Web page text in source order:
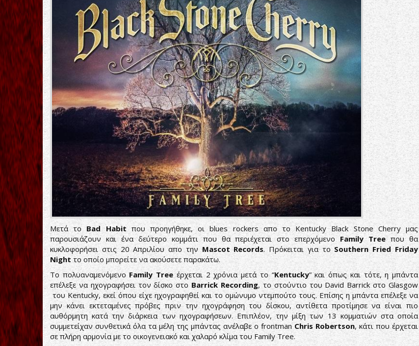
Μετά το Bad Habit που προηγήθηκε, οι blues rockers απο το Kentucky Black Stone Cherry μας
παρουσιάζουν και ένα δεύτερο κομμάτι που θα περιέχεται στο επερχόμενο Family Treeπου θα
κυκλοφορήσει στις 20 Απριλίου απο τηνMascot Records. Πρόκειται για τοSouthern Fried Friday
Nightτο οποίο μπορείτε να ακούσετε παρακάτω.
Το πολυαναμενόμενοFamily Tree έρχεται 2 χρόνια μετά τo “Kentucky” και όπως και τότε, η μπάντα
επέλεξε να ηχογραφήσει τον δίσκο στo Barrick Recording, το στούντιο του David Barrick στο Glasgow
του Kentucky, εκεί όπου είχε ηχογραφηθεί και το ομώνυμο ντεμπούτο τους. Επίσης η μπάντα επέλεξε να
μην κάνει εκτεταμένες πρόβες πριν την ηχογράφηση του δίσκου, αντίθετα προτίμησε να είναι πιο
αυθόρμητη κατά την διάρκεια των ηχογραφήσεων. Επιπλέον, την μίξη των 13 κομματιών στα οποία
συμμετείχαν συνθετικά όλα τα μέλη της μπάντας ανέλαβε ο frontmanChris Robertson, κάτι που έρχεται
σε πλήρη αρμονία με το οικογενειακό και χαλαρό κλίμα του Family Tree.